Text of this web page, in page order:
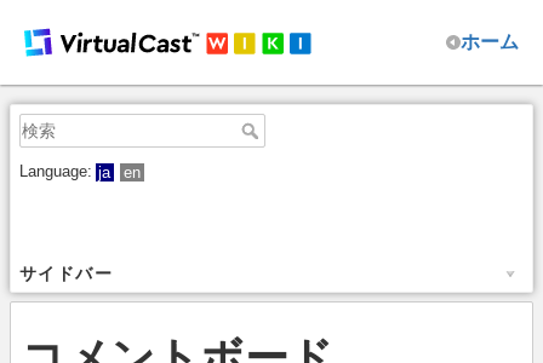
ホーム
Language: ja en
サイドバー